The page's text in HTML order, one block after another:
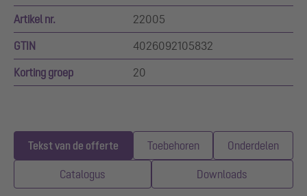
Artikel nr. 22005
GTIN 4026092105832
Korting groep 20
Tekst van de offerte Toebehoren Onderdelen
Catalogus Downloads